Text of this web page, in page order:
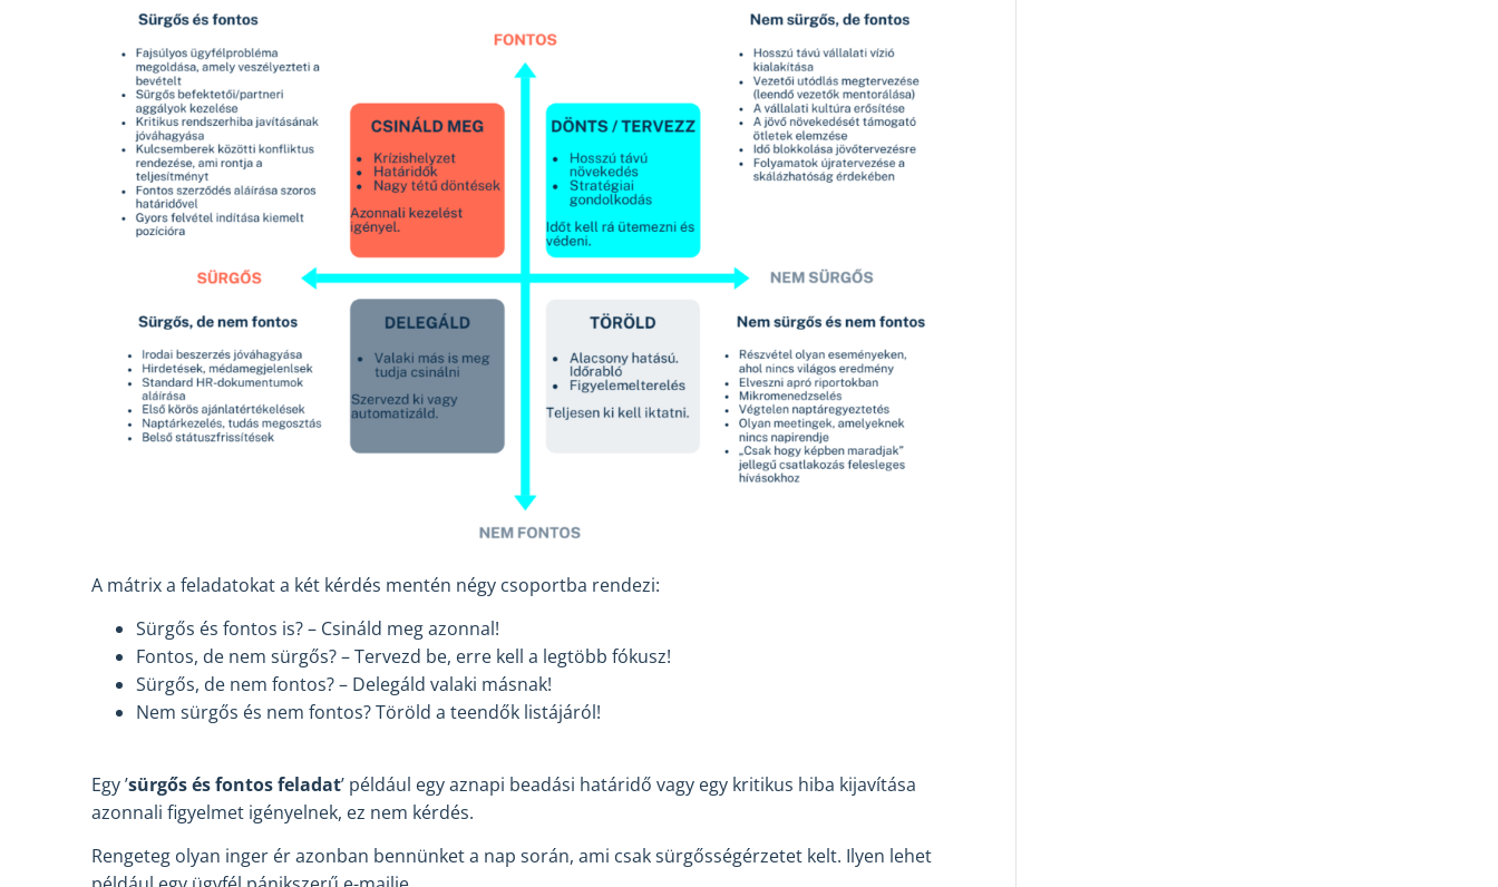
A mátrix a feladatokat a két kérdés mentén négy csoportba rendezi:
Sürgős és fontos is? – Csináld meg azonnal!
Fontos, de nem sürgős? – Tervezd be, erre kell a legtöbb fókusz!
Sürgős, de nem fontos? – Delegáld valaki másnak!
Nem sürgős és nem fontos? Töröld a teendők listájáról!
Egy ’sürgős és fontos feladat’ például egy aznapi beadási határidő vagy egy kritikus hiba kijavítása
azonnali figyelmet igényelnek, ez nem kérdés.
Rengeteg olyan inger ér azonban bennünket a nap során, ami csak sürgősségérzetet kelt. Ilyen lehet